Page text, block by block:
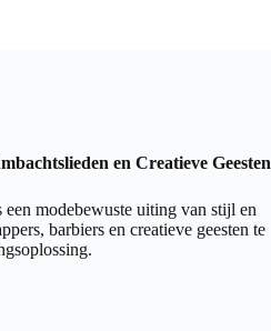
en Creatieve Geesten
modebewuste uiting van stijl en
barbiers en creatieve geesten te